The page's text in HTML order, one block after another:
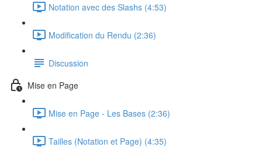
Notation avec des Slashs (4:53)
Modification du Rendu (2:36)
Discussion
Mise en Page
Mise en Page - Les Bases (2:36)
Tailles (Notation et Page) (4:35)